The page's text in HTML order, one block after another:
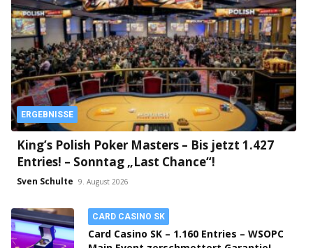
ERGEBNISSE
King’s Polish Poker Masters – Bis jetzt 1.427
Entries! – Sonntag „Last Chance“!
Sven Schulte 9. August 2026
CARD CASINO SK
Card Casino SK – 1.160 Entries – WSOPC